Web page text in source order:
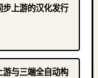
上游的汉化发行
与三端全自动构